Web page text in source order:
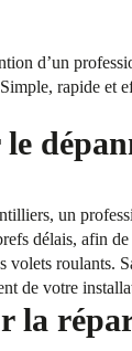
d’un
rapide et
un
délais, afin
roulants.
votre
la